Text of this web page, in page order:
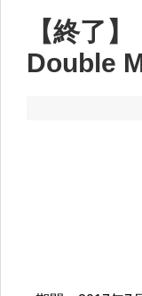
【終了
Double